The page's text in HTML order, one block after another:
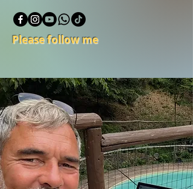
Please follow me